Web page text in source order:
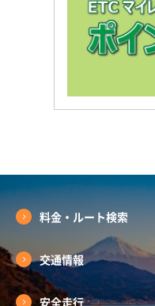
料金・ルート検索
交通情報
安全走行